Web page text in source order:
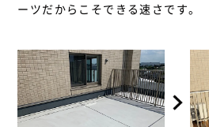
ーツだからこそできる速さです。